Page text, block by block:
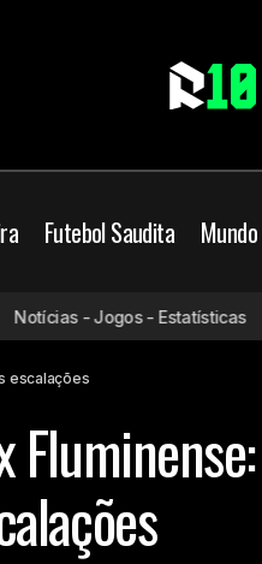
Futebol Saudita Mundo
Campeonato Brasileiro
Brasileiro
Jogos de hoje Jogos
- Jogos - Estatísticas
escalações